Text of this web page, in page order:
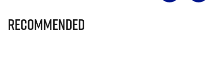
Recommended